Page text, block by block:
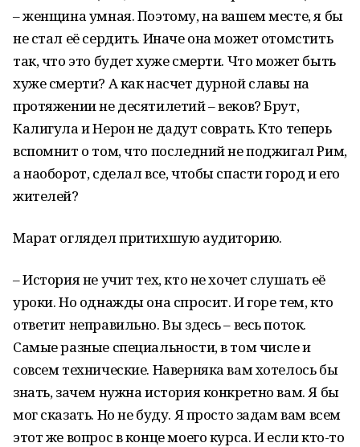
– женщина умная. Поэтому, на вашем месте, я бы
не стал её сердить. Иначе она может отомстить
так, что это будет хуже смерти. Что может быть
хуже смерти? А как насчет дурной славы на
протяжении не десятилетий – веков? Брут,
Калигула и Нерон не дадут соврать. Кто теперь
вспомнит о том, что последний не поджигал Рим,
а наоборот, сделал все, чтобы спасти город и его
жителей?
Марат оглядел притихшую аудиторию.
– История не учит тех, кто не хочет слушать её
уроки. Но однажды она спросит. И горе тем, кто
ответит неправильно. Вы здесь – весь поток.
Самые разные специальности, в том числе и
совсем технические. Наверняка вам хотелось бы
знать, зачем нужна история конкретно вам. Я бы
мог сказать. Но не буду. Я просто задам вам всем
этот же вопрос в конце моего курса. И если кто-то